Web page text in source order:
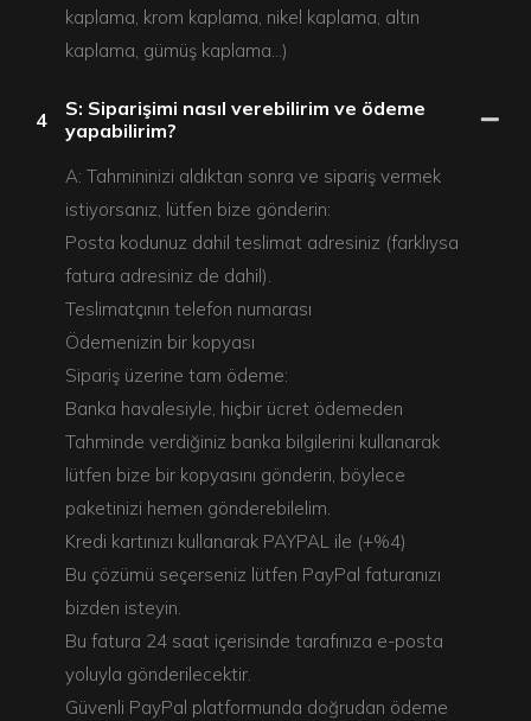
kaplama, krom kaplama, nikel kaplama, altın
kaplama, gümüş kaplama…)
4
S: Siparişimi nasıl verebilirim ve ödeme
yapabilirim?
A: Tahmininizi aldıktan sonra ve sipariş vermek
istiyorsanız, lütfen bize gönderin:
Posta kodunuz dahil teslimat adresiniz (farklıysa
fatura adresiniz de dahil).
Teslimatçının telefon numarası
Ödemenizin bir kopyası
Sipariş üzerine tam ödeme:
Banka havalesiyle, hiçbir ücret ödemeden
Tahminde verdiğiniz banka bilgilerini kullanarak
lütfen bize bir kopyasını gönderin, böylece
paketinizi hemen gönderebilelim.
Kredi kartınızı kullanarak PAYPAL ile (+%4)
Bu çözümü seçerseniz lütfen PayPal faturanızı
bizden isteyin.
Bu fatura 24 saat içerisinde tarafınıza e-posta
yoluyla gönderilecektir.
Güvenli PayPal platformunda doğrudan ödeme